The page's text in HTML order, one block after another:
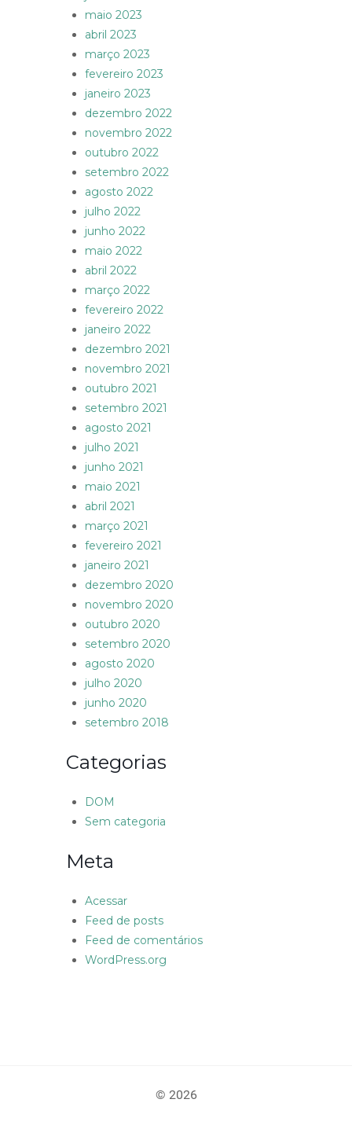
maio 2023
abril 2023
março 2023
fevereiro 2023
janeiro 2023
dezembro 2022
novembro 2022
outubro 2022
setembro 2022
agosto 2022
julho 2022
junho 2022
maio 2022
abril 2022
março 2022
fevereiro 2022
janeiro 2022
dezembro 2021
novembro 2021
outubro 2021
setembro 2021
agosto 2021
julho 2021
junho 2021
maio 2021
abril 2021
março 2021
fevereiro 2021
janeiro 2021
dezembro 2020
novembro 2020
outubro 2020
setembro 2020
agosto 2020
julho 2020
junho 2020
setembro 2018
Categorias
DOM
Sem categoria
Meta
Acessar
Feed de posts
Feed de comentários
WordPress.org
© 2026